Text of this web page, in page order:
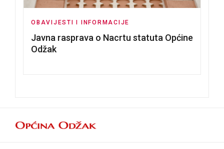
OBAVIJESTI I INFORMACIJE
Javna rasprava o Nacrtu statuta Općine
Odžak